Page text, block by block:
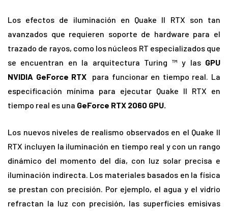
Los efectos de iluminación en Quake II RTX son tan
avanzados que requieren soporte de hardware para el
trazado de rayos, como los núcleos RT especializados que
se encuentran en la arquitectura Turing ™ y las GPU
NVIDIA GeForce RTX
para funcionar en tiempo real. La
especificación mínima para ejecutar Quake II RTX en
tiempo real es una GeForce RTX 2060 GPU.
Los nuevos niveles de realismo observados en el Quake II
RTX incluyen la iluminación en tiempo real y con un rango
dinámico del momento del día, con luz solar precisa e
iluminación indirecta. Los materiales basados ​​en la física
se prestan con precisión. Por ejemplo, el agua y el vidrio
refractan la luz con precisión, las superficies emisivas